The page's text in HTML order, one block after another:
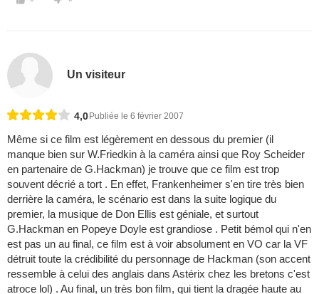
Un visiteur
4,0 Publiée le 6 février 2007
Même si ce film est légèrement en dessous du premier (il
manque bien sur W.Friedkin à la caméra ainsi que Roy Scheider
en partenaire de G.Hackman) je trouve que ce film est trop
souvent décrié a tort . En effet, Frankenheimer s'en tire très bien
derrière la caméra, le scénario est dans la suite logique du
premier, la musique de Don Ellis est géniale, et surtout
G.Hackman en Popeye Doyle est grandiose . Petit bémol qui n'en
est pas un au final, ce film est à voir absolument en VO car la VF
détruit toute la crédibilité du personnage de Hackman (son accent
ressemble à celui des anglais dans Astérix chez les bretons c'est
atroce lol) . Au final, un très bon film, qui tient la dragée haute au